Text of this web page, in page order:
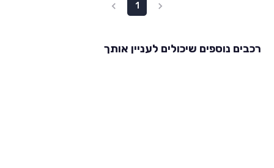
1
רכבים נוספים שיכולים לעניין אותך